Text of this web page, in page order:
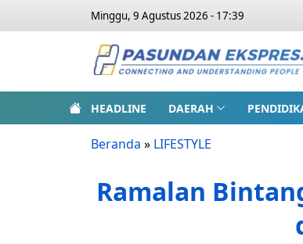
Minggu, 9 Agustus 2026 - 17:39
HEADLINE DAERAH
Beranda » LIFESTYLE
Ramalan